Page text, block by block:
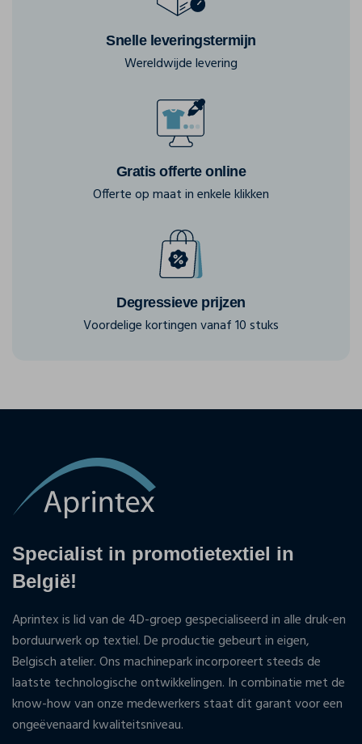
Snelle leveringstermijn
Wereldwijde levering
Gratis offerte online
Offerte op maat in enkele klikken
Degressieve prijzen
Voordelige kortingen vanaf 10 stuks
Specialist in promotietextiel in
België!
Aprintex is lid van de 4D-groep gespecialiseerd in alle druk-en
borduurwerk op textiel. De productie gebeurt in eigen,
Belgisch atelier. Ons machinepark incorporeert steeds de
laatste technologische ontwikkelingen. In combinatie met de
know-how van onze medewerkers staat dit garant voor een
ongeëvenaard kwaliteitsniveau.